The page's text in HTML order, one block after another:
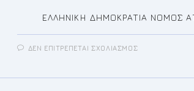
ΕΛΛΗΝΙΚΗ ΔΗΜΟΚΡΑΤΙΑ ΝΟΜΟΣ
ΔΕΝ ΕΠΙΤΡΈΠΕΤΑΙ ΣΧΟΛΙΑΣΜΌΣΣΤΟ
ΤΑΚΤΙΚΉ